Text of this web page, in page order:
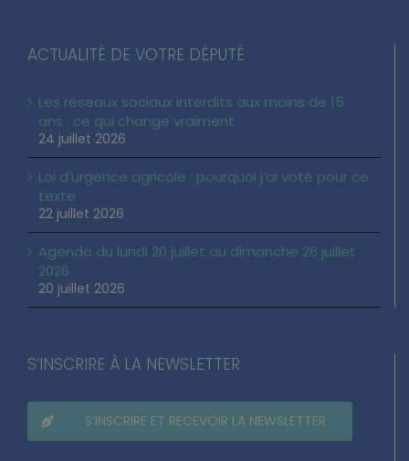
ACTUALITÉ DE VOTRE DÉPUTÉ
Les réseaux sociaux interdits aux moins de 15
ans : ce qui change vraiment
24 juillet 2026
Loi d’urgence agricole : pourquoi j’ai voté pour ce
texte
22 juillet 2026
Agenda du lundi 20 juillet au dimanche 26 juillet
2026
20 juillet 2026
S’INSCRIRE À LA NEWSLETTER
S’INSCRIRE ET RECEVOIR LA NEWSLETTER